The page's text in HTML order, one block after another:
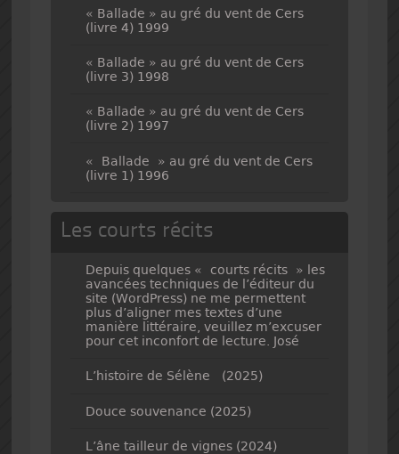
« Ballade » au gré du vent de Cers
(livre 4) 1999
« Ballade » au gré du vent de Cers
(livre 3) 1998
« Ballade » au gré du vent de Cers
(livre 2) 1997
« Ballade » au gré du vent de Cers
(livre 1) 1996
Les courts récits
Depuis quelques « courts récits » les
avancées techniques de l’éditeur du
site (WordPress) ne me permettent
plus d’aligner mes textes d’une
manière littéraire, veuillez m’excuser
pour cet inconfort de lecture. José
L’histoire de Sélène (2025)
Douce souvenance (2025)
L’âne tailleur de vignes (2024)